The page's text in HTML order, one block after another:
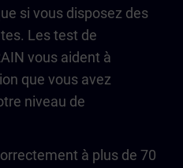
si vous disposez des
Les test de
vous aident à
que vous avez
niveau de
à plus de 70